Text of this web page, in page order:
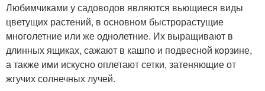
Любимчиками у садоводов являются вьющиеся виды
цветущих растений, в основном быстрорастущие
многолетние или же однолетние. Их выращивают в
длинных ящиках, сажают в кашпо и подвесной корзине,
а также ими искусно оплетают сетки, затеняющие от
жгучих солнечных лучей.